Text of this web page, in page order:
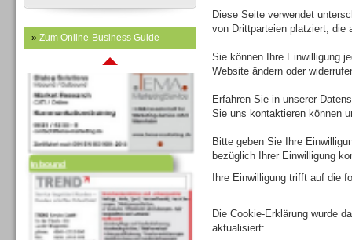
» Zum Online-Business Guide
Inbound
Inbound
Diese Seite verwendet
von Drittparteien platziert, die
Sie können Ihre Einwilligung
Website ändern oder
Erfahren Sie in unserer
Sie uns kontaktieren können
Bitte geben Sie Ihre
bezüglich Ihrer Einwilligung
Ihre Einwilligung trifft auf die
Die Cookie-Erklärung wurde
aktualisiert: